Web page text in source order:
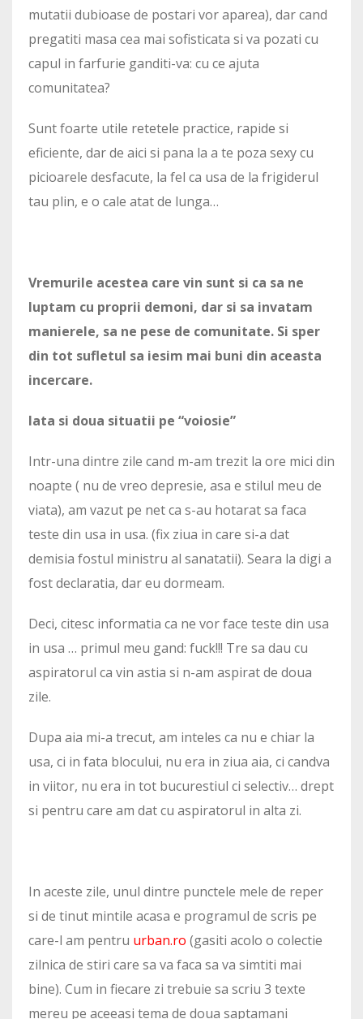
mutatii dubioase de postari vor aparea), dar cand
pregatiti masa cea mai sofisticata si va pozati cu
capul in farfurie ganditi-va: cu ce ajuta
comunitatea?
Sunt foarte utile retetele practice, rapide si
eficiente, dar de aici si pana la a te poza sexy cu
picioarele desfacute, la fel ca usa de la frigiderul
tau plin, e o cale atat de lunga…
Vremurile acestea care vin sunt si ca sa ne
luptam cu proprii demoni, dar si sa invatam
manierele, sa ne pese de comunitate. Si sper
din tot sufletul sa iesim mai buni din aceasta
incercare.
Iata si doua situatii pe “voiosie”
Intr-una dintre zile cand m-am trezit la ore mici din
noapte ( nu de vreo depresie, asa e stilul meu de
viata), am vazut pe net ca s-au hotarat sa faca
teste din usa in usa. (fix ziua in care si-a dat
demisia fostul ministru al sanatatii). Seara la digi a
fost declaratia, dar eu dormeam.
Deci, citesc informatia ca ne vor face teste din usa
in usa … primul meu gand: fuck!!! Tre sa dau cu
aspiratorul ca vin astia si n-am aspirat de doua
zile.
Dupa aia mi-a trecut, am inteles ca nu e chiar la
usa, ci in fata blocului, nu era in ziua aia, ci candva
in viitor, nu era in tot bucurestiul ci selectiv… drept
si pentru care am dat cu aspiratorul in alta zi.
In aceste zile, unul dintre punctele mele de reper
si de tinut mintile acasa e programul de scris pe
care-l am pentru urban.ro (gasiti acolo o colectie
zilnica de stiri care sa va faca sa va simtiti mai
bine). Cum in fiecare zi trebuie sa scriu 3 texte
mereu pe aceeasi tema de doua saptamani